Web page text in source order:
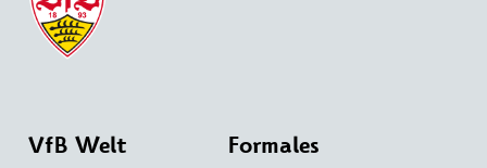
VfB Welt Formales